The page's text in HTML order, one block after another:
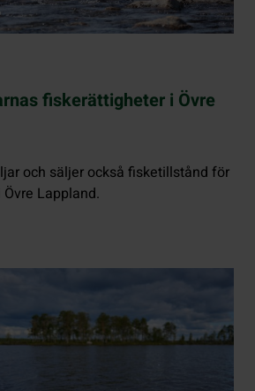
fiskerättigheter i Övre
och säljer också fisketillstånd för
Lappland.